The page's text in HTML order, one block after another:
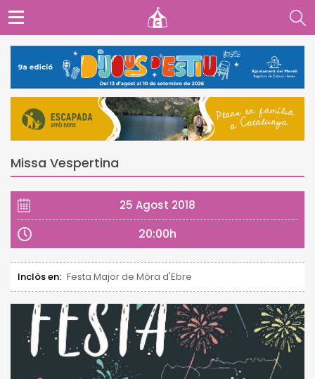
Missa Vespertina
25 Agost 2018
20:00h
Inclòs en: Festa Major de Móra d'Ebre